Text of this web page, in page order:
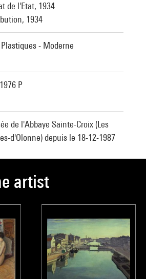
de l'Etat, 1934
1934
- Moderne
P
de l'Abbaye Sainte-Croix (Les
d'Olonne) depuis le 18-12-1987
artist